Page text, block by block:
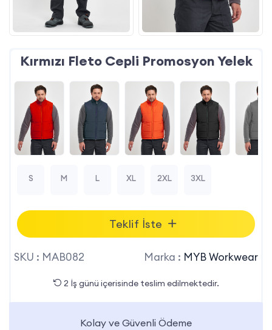
Kırmızı Fleto Cepli Promosyon Yelek
S M L XL 2XL 3XL
Teklif İste
SKU : MAB082 Marka : MYB Workwear
2 İş günü içerisinde teslim edilmektedir.
Kolay ve Güvenli Ödeme